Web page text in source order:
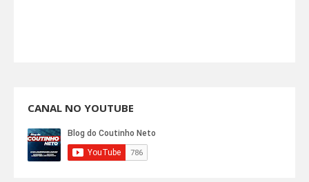
CANAL NO YOUTUBE